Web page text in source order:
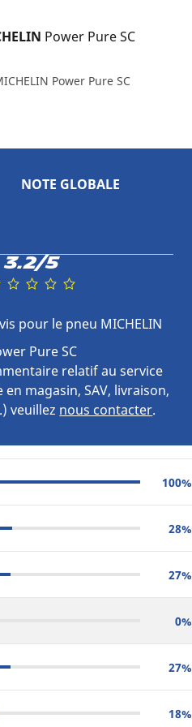
Power Pure SC
Power Pure SC
NOTE GLOBALE
3.2/5
pour le pneu MICHELIN
Pure SC
relatif au service
magasin, SAV, livraison,
veuillez nous contacter.
100%
28%
27%
0%
27%
18%